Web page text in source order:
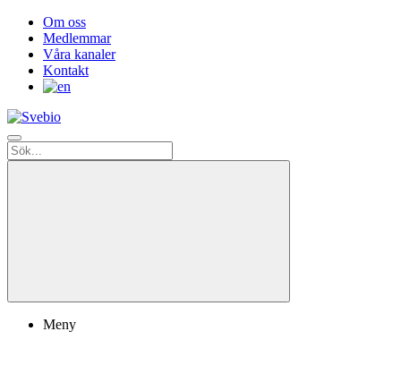
Om oss
Medlemmar
Våra kanaler
Kontakt
Meny